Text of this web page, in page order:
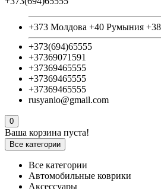
+373 Молдова +40 Румыния
+373(694)65555
+37369071591
+37369465555
+37369465555
+37369465555
rusyanio@gmail.com
0
Ваша корзина пуста!
Все категории
Все категории
Автомобильные коврики
Аксессуары